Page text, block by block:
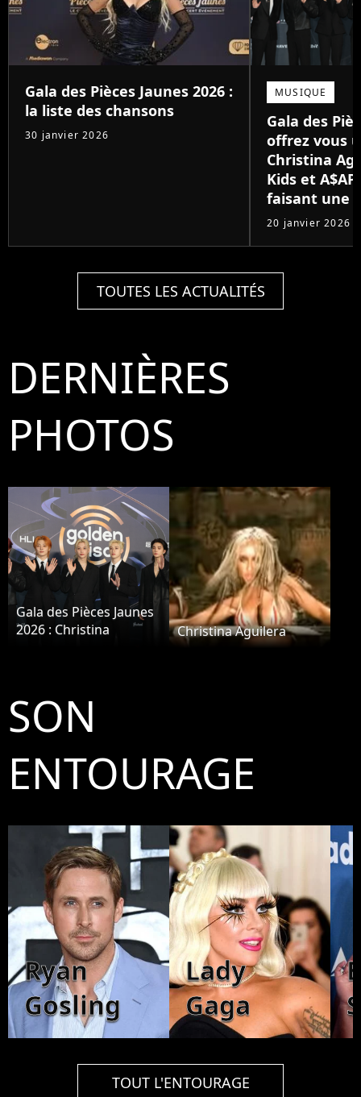
Gala des Pièces Jaunes 2026 :
la liste des chansons
30 janvier 2026
MUSIQUE
Gala des
offrez vous
Christina
Kids et
faisant une
20 janvier 2026
TOUTES LES ACTUALITÉS
DERNIÈRES
PHOTOS
Gala des Pièces Jaunes
2026 : Christina
exceptionnel à Paris
Christina Aguilera
SON
ENTOURAGE
Ryan
Gosling
Lady
Gaga
TOUT L'ENTOURAGE